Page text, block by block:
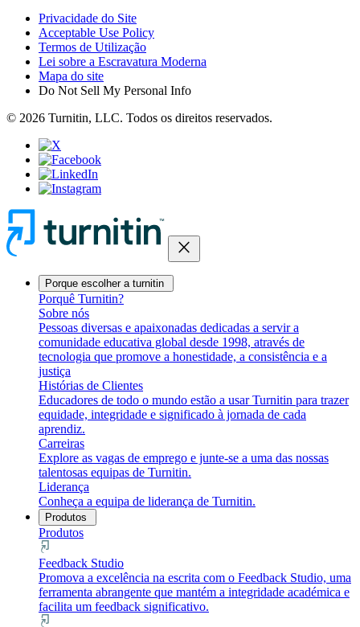
Privacidade do Site
Acceptable Use Policy
Termos de Utilização
Lei sobre a Escravatura Moderna
Mapa do site
Do Not Sell My Personal Info
© 2026 Turnitin, LLC. Todos os direitos reservados.
close
Porque escolher a turnitin
Porquê Turnitin?
Sobre nós
Pessoas diversas e apaixonadas dedicadas a servir a
comunidade educativa global desde 1998, através de
tecnologia que promove a honestidade, a consistência e a
justiça
Histórias de Clientes
Educadores de todo o mundo estão a usar Turnitin para trazer
equidade, integridade e significado à jornada de cada
aprendiz.
Carreiras
Explore as vagas de emprego e junte-se a uma das nossas
talentosas equipas de Turnitin.
Liderança
Conheça a equipa de liderança de Turnitin.
Produtos
Produtos
Feedback Studio
Promova a excelência na escrita com o Feedback Studio, uma
ferramenta abrangente que mantém a integridade académica e
facilita um feedback significativo.